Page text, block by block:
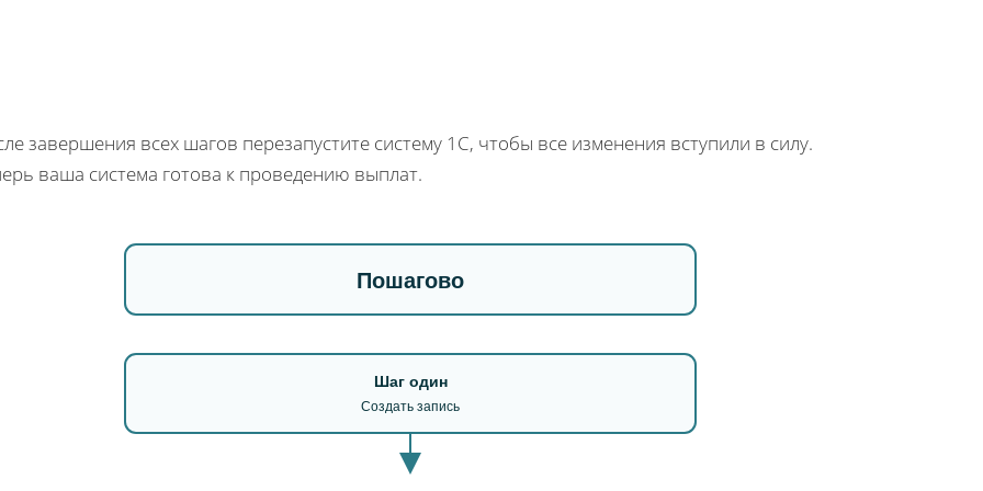
завершения всех шагов перезапустите систему 1С, чтобы все изменения вступили в силу.
ваша система готова к проведению выплат.
Пошагово
Шаг один
Создать запись